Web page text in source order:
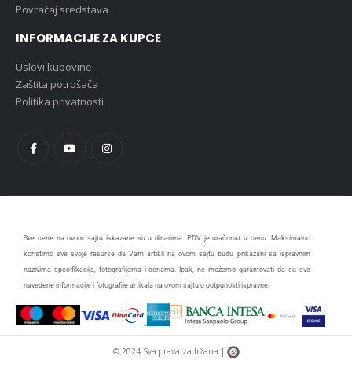
Povraćaj sredstava
INFORMACIJE ZA KUPCE
Uslovi kupovine
Zaštita potrošača
Politika privatnosti
Sve cene na ovom sajtu iskazane su u dinarima. PDV je uračunat u cenu. Maksimalno
koristimo sve svoje resurse da Vam artikli na ovom sajtu budu prikazani sa ispravnim
nazivima specifikacija, fotografijama i cenama. Ipak, ne možemo garantovati da su sve
navedene informacije i fotografije artikala na ovom sajtu u potpunosti ispravne.
© 2024 Sva prava zadržana |